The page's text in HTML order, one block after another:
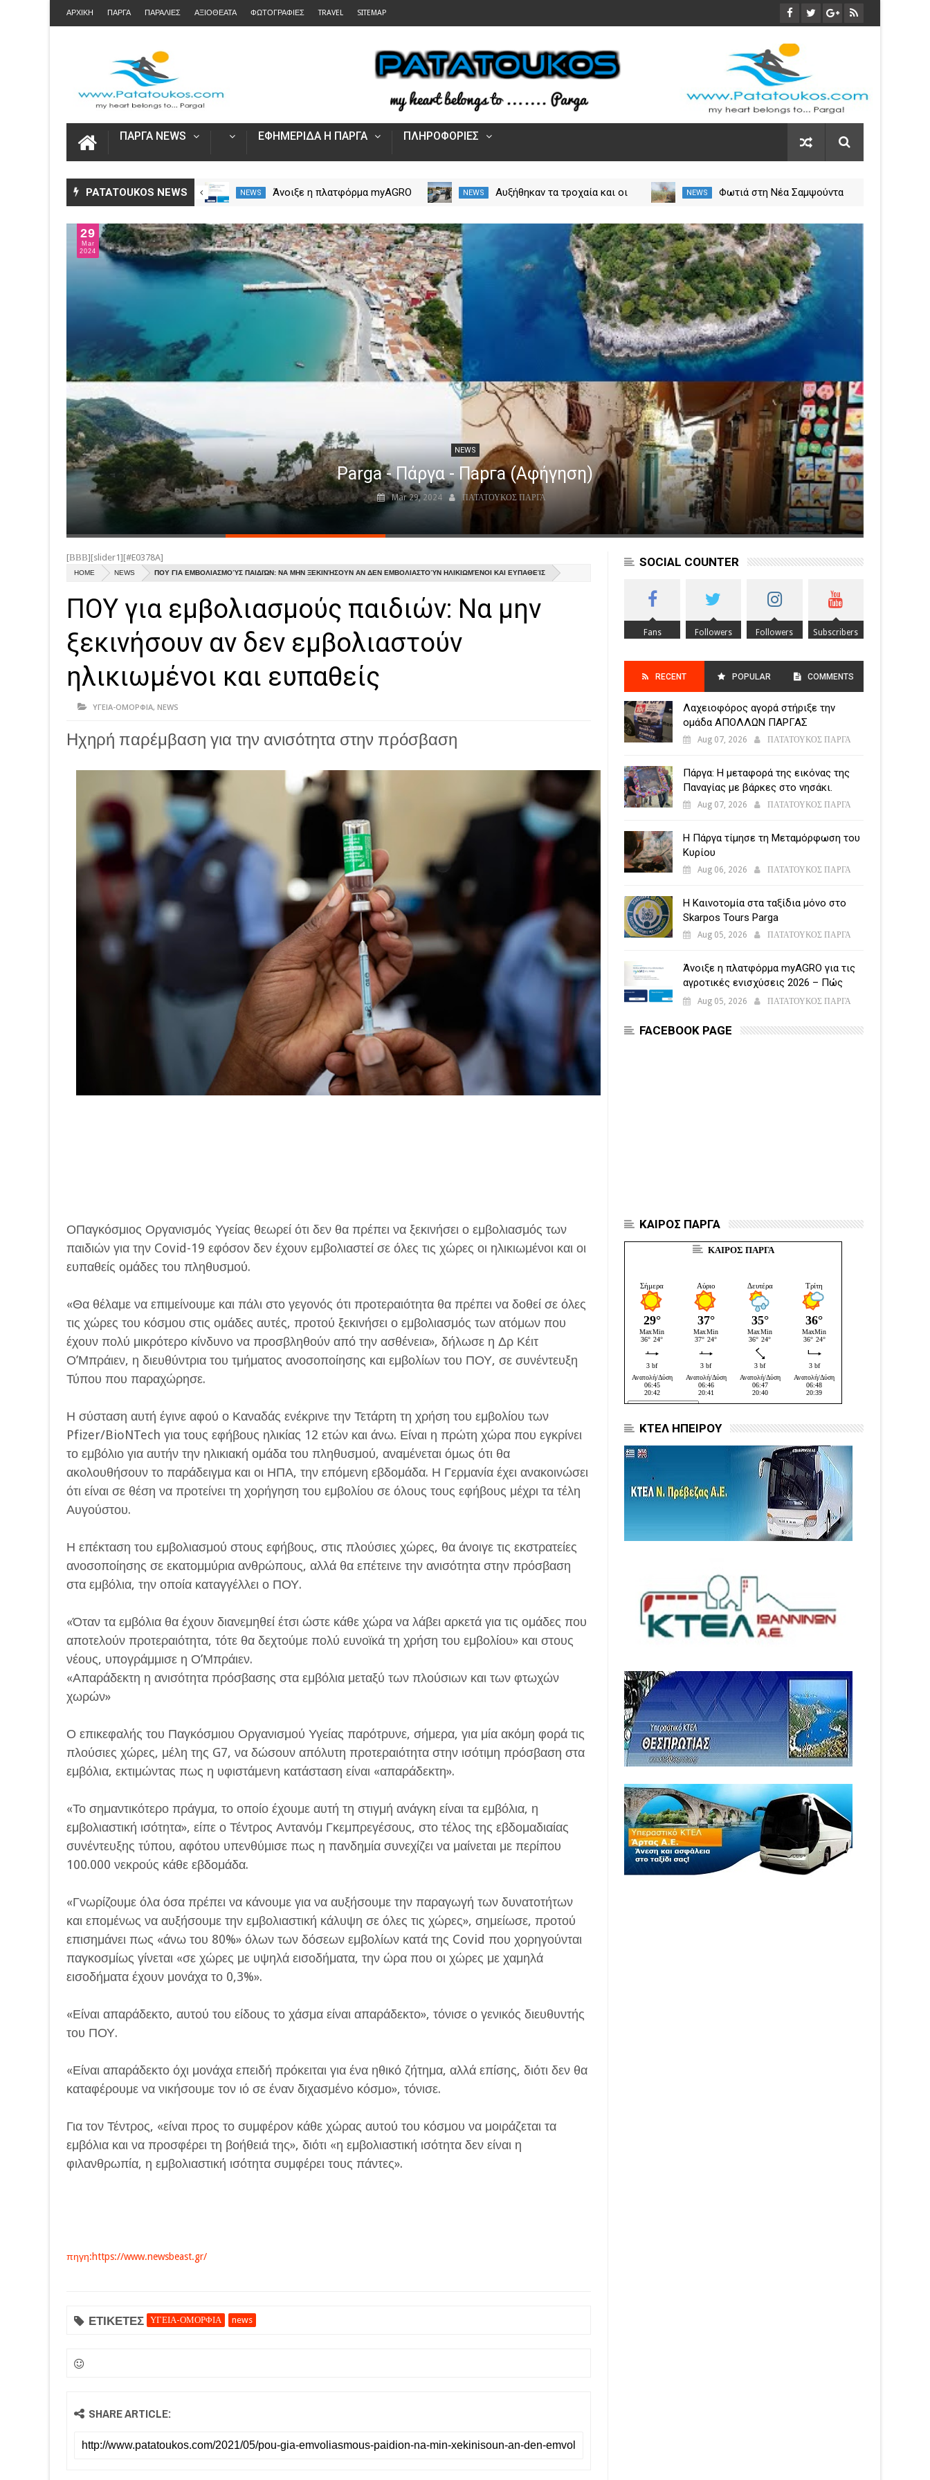
ΑΡΧΙΚΗ ΠΑΡΓΑ ΠΑΡΑΛΙΕΣ ΑΞΙΟΘΕΑΤΑ ΦΩΤΟΓΡΑΦΙΕΣ TRAVEL SITEMAP
ΠΑΡΓΑ NEWS ΕΦΗΜΕΡΙΔΑ Η ΠΑΡΓΑ ΠΛΗΡΟΦΟΡΙΕΣ
PATATOUKOS NEWS
Η Καινοτομία στα ταξίδια μόνο
στο Skarpos Tours Parga
NEWS
Άνοιξε η πλατφόρμα myAGRO
Ενιαία Αίτηση Ενίσχυσης
NEWS
Αυξήθηκαν τα τροχαία και οι
NEWS
Φωτιά στη Νέα Σαμψούντα
δυνάμεις
29
Mar
2024
NEWS
Parga - Πάργα - Парга (Αφήγηση)
Mar 29, 2024 ΠΑΤΑΤΟΥΚΟΣ ΠΑΡΓΑ
[ΒΒΒ][slider1][#E0378A]
HOME NEWS ΠΟΥ ΓΙΑ ΕΜΒΟΛΙΑΣΜΟΎΣ ΠΑΙΔΙΏΝ: ΝΑ ΜΗΝ ΞΕΚΙΝΉΣΟΥΝ ΑΝ ΔΕΝ ΕΜΒΟΛΙΑΣΤΟΎΝ ΗΛΙΚΙΩΜΈΝΟΙ ΚΑΙ ΕΥΠΑΘΕΊΣ
ΠΟΥ για εμβολιασμούς παιδιών: Να μην
ξεκινήσουν αν δεν εμβολιαστούν
ηλικιωμένοι και ευπαθείς
ΥΓΕΙΑ-ΟΜΟΡΦΙΑ, NEWS
Ηχηρή παρέμβαση για την ανισότητα στην πρόσβαση
ΟΠαγκόσμιος Οργανισμός Υγείας θεωρεί ότι δεν θα πρέπει να ξεκινήσει ο εμβολιασμός των
παιδιών για την Covid-19 εφόσον δεν έχουν εμβολιαστεί σε όλες τις χώρες οι ηλικιωμένοι και οι
ευπαθείς ομάδες του πληθυσμού.
«Θα θέλαμε να επιμείνουμε και πάλι στο γεγονός ότι προτεραιότητα θα πρέπει να δοθεί σε όλες
τις χώρες του κόσμου στις ομάδες αυτές, προτού ξεκινήσει ο εμβολιασμός των ατόμων που
έχουν πολύ μικρότερο κίνδυνο να προσβληθούν από την ασθένεια», δήλωσε η Δρ Κέιτ
Ο’Μπράιεν, η διευθύντρια του τμήματος ανοσοποίησης και εμβολίων του ΠΟΥ, σε συνέντευξη
Τύπου που παραχώρησε.
Η σύσταση αυτή έγινε αφού ο Καναδάς ενέκρινε την Τετάρτη τη χρήση του εμβολίου των
Pfizer/BioNTech για τους εφήβους ηλικίας 12 ετών και άνω. Είναι η πρώτη χώρα που εγκρίνει
το εμβόλιο για αυτήν την ηλικιακή ομάδα του πληθυσμού, αναμένεται όμως ότι θα
ακολουθήσουν το παράδειγμα και οι ΗΠΑ, την επόμενη εβδομάδα. Η Γερμανία έχει ανακοινώσει
ότι είναι σε θέση να προτείνει τη χορήγηση του εμβολίου σε όλους τους εφήβους μέχρι τα τέλη
Αυγούστου.
Η επέκταση του εμβολιασμού στους εφήβους, στις πλούσιες χώρες, θα άνοιγε τις εκστρατείες
ανοσοποίησης σε εκατομμύρια ανθρώπους, αλλά θα επέτεινε την ανισότητα στην πρόσβαση
στα εμβόλια, την οποία καταγγέλλει ο ΠΟΥ.
«Όταν τα εμβόλια θα έχουν διανεμηθεί έτσι ώστε κάθε χώρα να λάβει αρκετά για τις ομάδες που
αποτελούν προτεραιότητα, τότε θα δεχτούμε πολύ ευνοϊκά τη χρήση του εμβολίου» και στους
νέους, υπογράμμισε η Ο’Μπράιεν.
«Απαράδεκτη η ανισότητα πρόσβασης στα εμβόλια μεταξύ των πλούσιων και των φτωχών
χωρών»
Ο επικεφαλής του Παγκόσμιου Οργανισμού Υγείας παρότρυνε, σήμερα, για μία ακόμη φορά τις
πλούσιες χώρες, μέλη της G7, να δώσουν απόλυτη προτεραιότητα στην ισότιμη πρόσβαση στα
εμβόλια, εκτιμώντας πως η υφιστάμενη κατάσταση είναι «απαράδεκτη».
«Το σημαντικότερο πράγμα, το οποίο έχουμε αυτή τη στιγμή ανάγκη είναι τα εμβόλια, η
εμβολιαστική ισότητα», είπε ο Τέντρος Αντανόμ Γκεμπρεγέσους, στο τέλος της εβδομαδιαίας
συνέντευξης τύπου, αφότου υπενθύμισε πως η πανδημία συνεχίζει να μαίνεται με περίπου
100.000 νεκρούς κάθε εβδομάδα.
«Γνωρίζουμε όλα όσα πρέπει να κάνουμε για να αυξήσουμε την παραγωγή των δυνατοτήτων
και επομένως να αυξήσουμε την εμβολιαστική κάλυψη σε όλες τις χώρες», σημείωσε, προτού
επισημάνει πως «άνω του 80%» όλων των δόσεων εμβολίων κατά της Covid που χορηγούνται
παγκοσμίως γίνεται «σε χώρες με υψηλά εισοδήματα, την ώρα που οι χώρες με χαμηλά
εισοδήματα έχουν μονάχα το 0,3%».
«Είναι απαράδεκτο, αυτού του είδους το χάσμα είναι απαράδεκτο», τόνισε ο γενικός διευθυντής
του ΠΟΥ.
«Είναι απαράδεκτο όχι μονάχα επειδή πρόκειται για ένα ηθικό ζήτημα, αλλά επίσης, διότι δεν θα
καταφέρουμε να νικήσουμε τον ιό σε έναν διχασμένο κόσμο», τόνισε.
Για τον Τέντρος, «είναι προς το συμφέρον κάθε χώρας αυτού του κόσμου να μοιράζεται τα
εμβόλια και να προσφέρει τη βοήθειά της», διότι «η εμβολιαστική ισότητα δεν είναι η
φιλανθρωπία, η εμβολιαστική ισότητα συμφέρει τους πάντες».
πηγη:https://www.newsbeast.gr/
ΕΤΙΚΕΤΕΣ ΥΓΕΙΑ-ΟΜΟΡΦΙΑ news
SHARE ARTICLE:
SOCIAL COUNTER
Fans Followers Followers Subscribers
RECENT POPULAR
POSTS
COMMENTS
Λαχειοφόρος αγορά στήριξε την
ομάδα ΑΠΟΛΛΩΝ ΠΑΡΓΑΣ
Aug 07, 2026 ΠΑΤΑΤΟΥΚΟΣ ΠΑΡΓΑ
Πάργα: Η μεταφορά της εικόνας της
Παναγίας με βάρκες στο νησάκι.
Aug 07, 2026 ΠΑΤΑΤΟΥΚΟΣ ΠΑΡΓΑ
Η Πάργα τίμησε τη Μεταμόρφωση του
Κυρίου
Aug 06, 2026 ΠΑΤΑΤΟΥΚΟΣ ΠΑΡΓΑ
Η Καινοτομία στα ταξίδια μόνο στο
Skarpos Tours Parga
Aug 05, 2026 ΠΑΤΑΤΟΥΚΟΣ ΠΑΡΓΑ
Άνοιξε η πλατφόρμα myAGRO για τις
αγροτικές ενισχύσεις 2026 – Πώς
υποβάλλεται η Ενιαία Αίτηση
Aug 05, 2026 ΠΑΤΑΤΟΥΚΟΣ ΠΑΡΓΑ
FACEBOOK PAGE
ΚΑΙΡΟΣ ΠΑΡΓΑ
ΚΑΙΡΟΣ ΠΑΡΓΑ
ΚΤΕΛ ΗΠΕΙΡΟΥ